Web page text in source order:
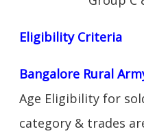
Eligibility Criteria
Bangalore Rural
Age Eligibility for
category & trades